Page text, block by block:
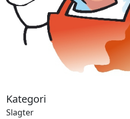
Håndværk
Haven
Huse, bygninger
Jagt
Kærlighed, bryllup
Køretøjer
Landbrug
Kategori
Slagter